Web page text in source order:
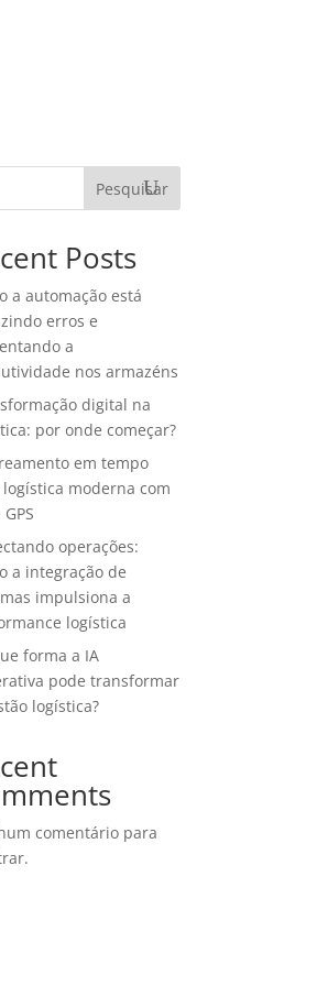
Pesquisar
Posts
a automação está
erros e
a
nos armazéns
digital na
por onde começar?
em tempo
moderna com
operações:
a integração de
impulsiona a
logística
forma a IA
pode transformar
logística?
comentário para